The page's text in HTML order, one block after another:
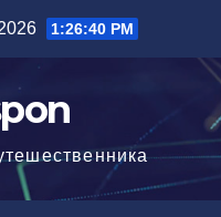
1:26:41 PM